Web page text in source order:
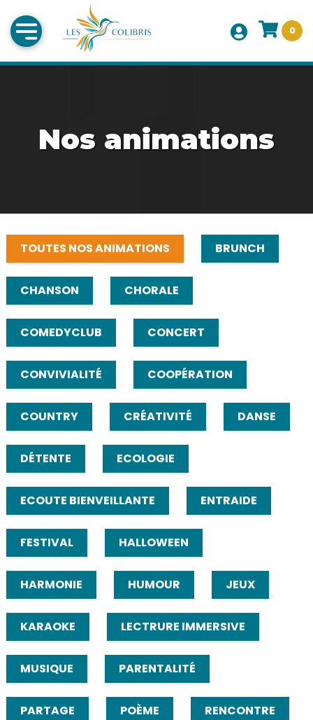
0
Nos animations
TOUTES NOS ANIMATIONS BRUNCH
CHANSON CHORALE
COMEDYCLUB CONCERT
CONVIVIALITÉ COOPÉRATION
COUNTRY CRÉATIVITÉ DANSE
DÉTENTE ECOLOGIE
ECOUTE BIENVEILLANTE ENTRAIDE
FESTIVAL HALLOWEEN
HARMONIE HUMOUR JEUX
KARAOKE LECTRURE IMMERSIVE
MUSIQUE PARENTALITÉ
PARTAGE POÈME RENCONTRE